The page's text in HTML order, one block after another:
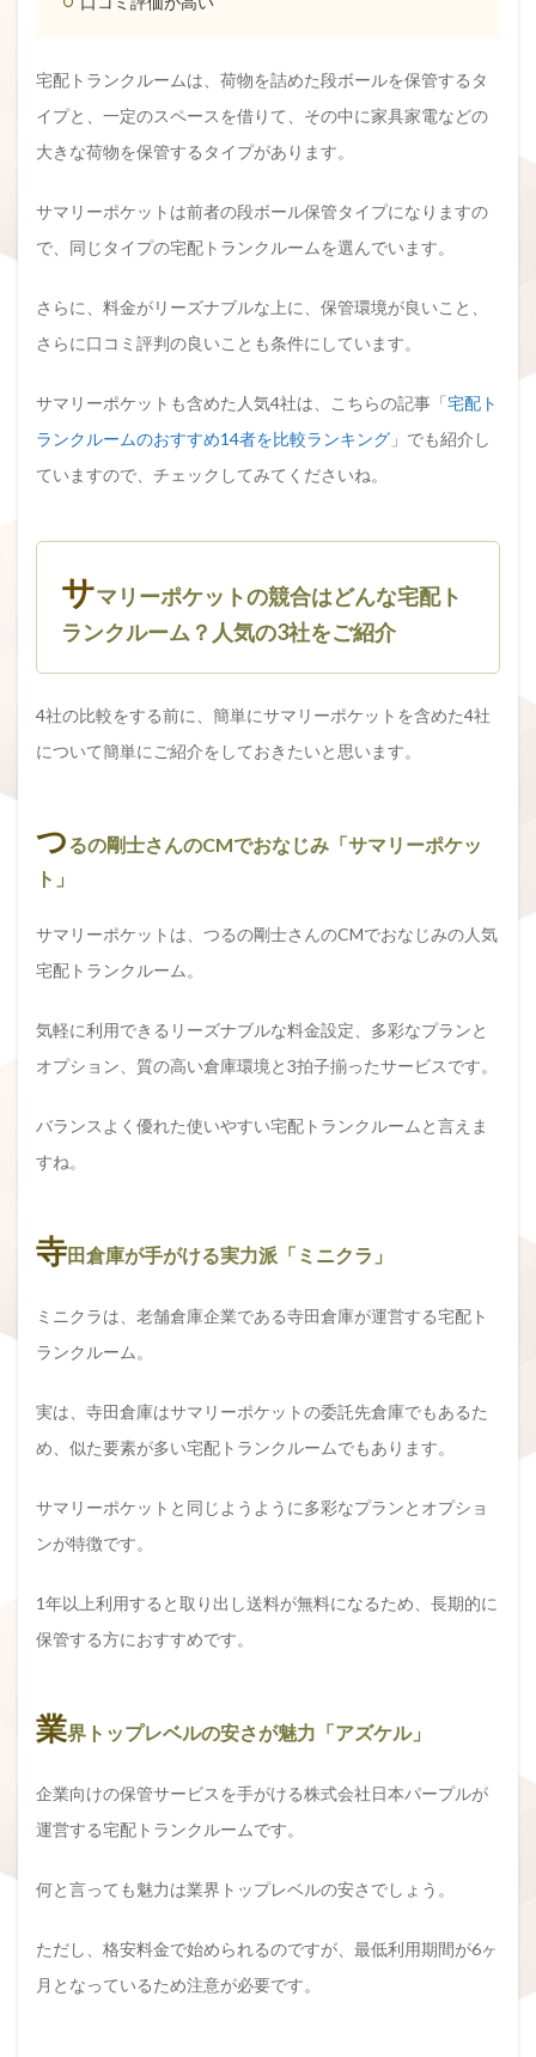
宅配トランクルームは、荷物を詰めた段ボールを保管するタ
イプと、一定のスペースを借りて、その中に家具家電などの
大きな荷物を保管するタイプがあります。
サマリーポケットは前者の段ボール保管タイプになりますの
で、同じタイプの宅配トランクルームを選んでいます。
さらに、料金がリーズナブルな上に、保管環境が良いこと、
さらに口コミ評判の良いことも条件にしています。
サマリーポケットも含めた人気4社は、こちらの記事「宅配ト
ランクルームのおすすめ14者を比較ランキング 」でも紹介し
ていますので、チェックしてみてくださいね。
サマリーポケットの競合はどんな宅配ト
ランクルーム？人気の3社をご紹介
4社の比較をする前に、簡単にサマリーポケットを含めた4社
について簡単にご紹介をしておきたいと思います。
つるの剛士さんのCMでおなじみ「サマリーポケッ
ト」
サマリーポケットは、つるの剛士さんのCMでおなじみの人気
宅配トランクルーム。
気軽に利用できるリーズナブルな料金設定、多彩なプランと
オプション、質の高い倉庫環境と3拍子揃ったサービスです。
バランスよく優れた使いやすい宅配トランクルームと言えま
すね。
寺田倉庫が手がける実力派「ミニクラ」
ミニクラは、老舗倉庫企業である寺田倉庫が運営する宅配ト
ランクルーム。
実は、寺田倉庫はサマリーポケットの委託先倉庫でもあるた
め、似た要素が多い宅配トランクルームでもあります。
サマリーポケットと同じようように多彩なプランとオプショ
ンが特徴です。
1年以上利用すると取り出し送料が無料になるため、長期的に
保管する方におすすめです。
業界トップレベルの安さが魅力「アズケル」
企業向けの保管サービスを手がける株式会社日本パープルが
運営する宅配トランクルームです。
何と言っても魅力は業界トップレベルの安さでしょう。
ただし、格安料金で始められるのですが、最低利用期間が6ヶ
月となっているため注意が必要です。